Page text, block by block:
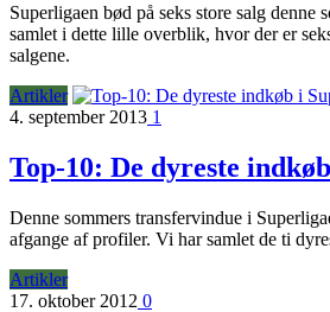
Superligaen bød på seks store salg denne
samlet i dette lille overblik, hvor der er
salgene.
Artikler
4. september 2013 1
Top-10: De dyreste
Denne sommers transfervindue i
afgange af profiler. Vi har samlet de ti
Artikler
17. oktober 2012 0